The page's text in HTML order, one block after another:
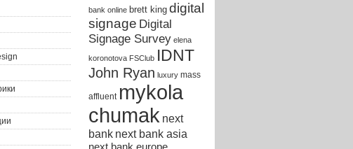
bank online brett king digital
signage Digital
Signage Survey elena
koronotova FSClub IDNT
John Ryan luxury mass
affluent mykola
chumak next
bank next bank asia
next bank europe